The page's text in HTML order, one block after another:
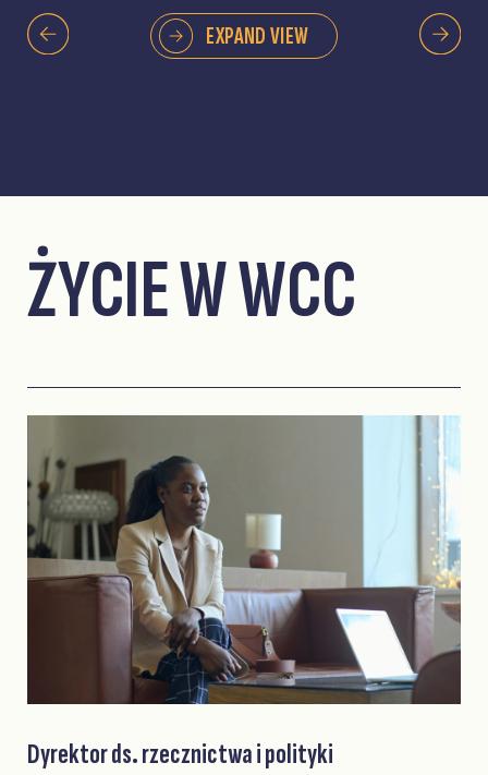
EXPAND VIEW
ŻYCIE W WCC
Dyrektor ds. rzecznictwa i polityki